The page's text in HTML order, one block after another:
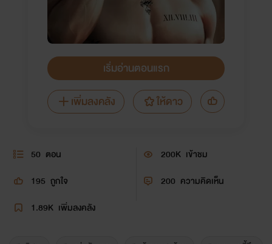
เริ่มอ่านตอนแรก
เพิ่มลงคลัง
ให้ดาว
50 ตอน 200K เข้าชม
195 ถูกใจ 200 ความคิดเห็น
1.89K เพิ่มลงคลัง